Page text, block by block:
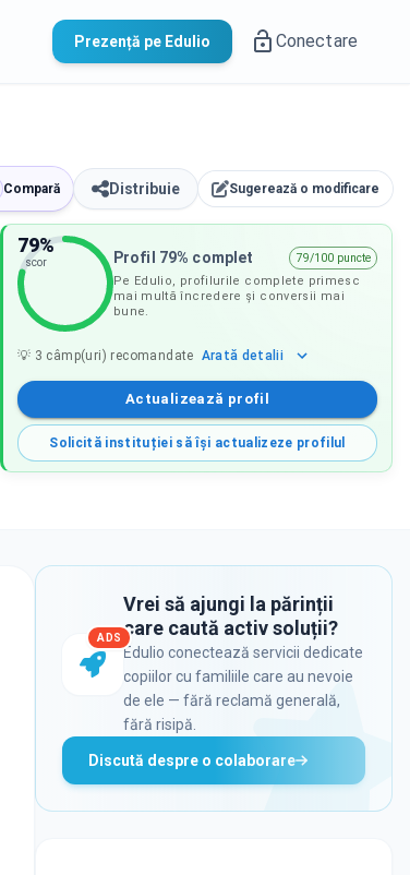
Prezență pe Edulio Conectare
Compară Distribuie Sugerează o modificare
79%
scor Profil 79% complet
79/100 puncte
Pe Edulio, profilurile complete primesc
mai multă încredere și conversii mai
bune.
💡 3 câmp(uri) recomandate Arată detalii
Actualizează profil
Solicită instituției să își actualizeze profilul
ADS
Vrei să ajungi la părinții
care caută activ soluții?
Edulio conectează servicii dedicate
copiilor cu familiile care au nevoie
de ele — fără reclamă generală,
fără risipă.
Discută despre o colaborare